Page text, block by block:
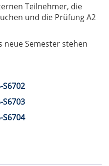
Teilnehmer, die
und die Prüfung A2
Semester stehen
S6702
S6703
S6704